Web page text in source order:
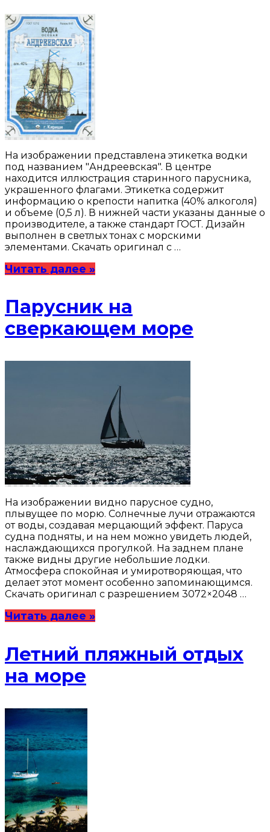
На изображении представлена этикетка водки
под названием "Андреевская". В центре
находится иллюстрация старинного парусника,
украшенного флагами. Этикетка содержит
информацию о крепости напитка (40% алкоголя)
и объеме (0,5 л). В нижней части указаны данные о
производителе, а также стандарт ГОСТ. Дизайн
выполнен в светлых тонах с морскими
элементами. Скачать оригинал с …
Читать далее »
Парусник на
сверкающем море
На изображении видно парусное судно,
плывущее по морю. Солнечные лучи отражаются
от воды, создавая мерцающий эффект. Паруса
судна подняты, и на нем можно увидеть людей,
наслаждающихся прогулкой. На заднем плане
также видны другие небольшие лодки.
Атмосфера спокойная и умиротворяющая, что
делает этот момент особенно запоминающимся.
Скачать оригинал с разрешением 3072×2048 …
Читать далее »
Летний пляжный отдых
на море